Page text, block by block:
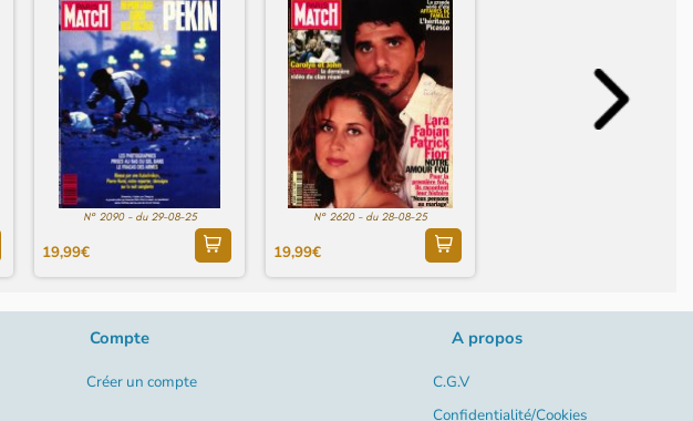
N° 2090 - du 29-08-25
19,99€
N° 2620 - du 28-08-25
19,99€
Compte
Créer un compte
A propos
C.G.V
Confidentialité/Cookies